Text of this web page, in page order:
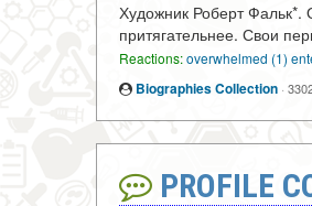
Художник Роберт Фальк*.
притягательнее. Свои
Reactions:overwhelmed (1)
Biographies Collection ·
PROFILE